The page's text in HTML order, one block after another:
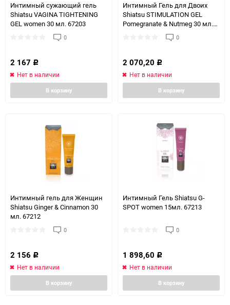
Интимный сужающий гель
Shiatsu VAGINA TIGHTENING
GEL women 30 мл. 67203
0
2 167 Р
Нет в наличии
В корзину
Интимный Гель для Двоих
Shiatsu STIMULATION GEL
Pomegranate & Nutmeg 30 мл.
0
2 070,20 Р
Нет в наличии
В корзину
Интимный гель для Женщин
Shiatsu Ginger & Cinnamon 30
мл. 67212
0
2 156 Р
Нет в наличии
В корзину
Интимный Гель Shiatsu G-
SPOT women 15мл. 67213
0
1 898,60 Р
Нет в наличии
В корзину